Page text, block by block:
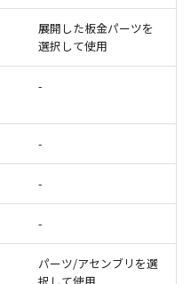
展開した板金パーツを
選択して使用
-
-
-
-
パーツ/アセンブリを選